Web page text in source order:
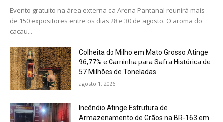
Evento gratuito na área externa da Arena Pantanal reunirá mais
de 150 expositores entre os dias 28 e 30 de agosto. O aroma do
cacau...
Colheita do Milho em Mato Grosso Atinge
96,77% e Caminha para Safra Histórica de
57 Milhões de Toneladas
agosto 1, 2026
Incêndio Atinge Estrutura de
Armazenamento de Grãos na BR-163 em